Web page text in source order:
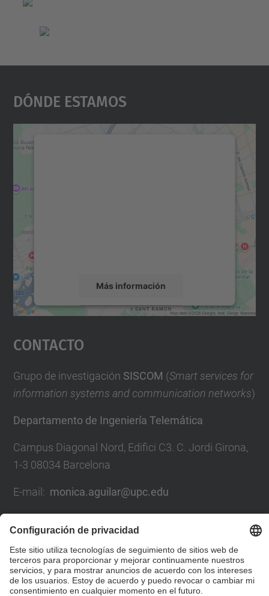
Dónde Estamos
Más información
Aceptar
powered by
Contacto
Grupo de investigación SISCOM (Smart services for
information systems and communication networks)
Departamento de Ingeniería Telemática
Campus Diagonal Nord, Edifici C3. C. Jordi Girona,
1-3 08034 Barcelona
E-mail: monica.aguilar@upc.edu
Lista Redes Sociales